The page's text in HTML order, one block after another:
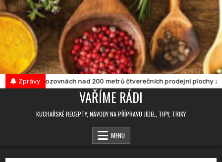
Skip
to
content
Zprávy
je v provozovnách nad 200 metrů čtverečních prodejní plochy
VAŘÍME RÁDI
KUCHAŘSKÉ RECEPTY, NÁVODY NA PŘÍPRAVU JÍDEL, TIPY, TRIKY
MENU